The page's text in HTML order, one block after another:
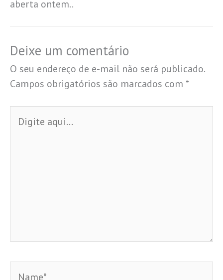
aberta ontem..
Deixe um comentário
O seu endereço de e-mail não será publicado.
Campos obrigatórios são marcados com *
aqui...